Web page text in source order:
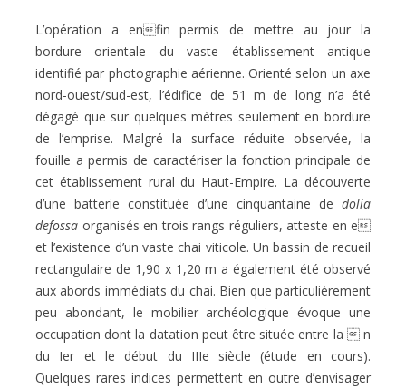
L’opération a enfin permis de mettre au jour la
bordure orientale du vaste établissement antique
identifié par photographie aérienne. Orienté selon un axe
nord-ouest/sud-est, l’édifice de 51 m de long n’a été
dégagé que sur quelques mètres seulement en bordure
de l’emprise. Malgré la surface réduite observée, la
fouille a permis de caractériser la fonction principale de
cet établissement rural du Haut-Empire. La découverte
d’une batterie constituée d’une cinquantaine de dolia
defossa organisés en trois rangs réguliers, atteste en e
et l’existence d’un vaste chai viticole. Un bassin de recueil
rectangulaire de 1,90 x 1,20 m a également été observé
aux abords immédiats du chai. Bien que particulièrement
peu abondant, le mobilier archéologique évoque une
occupation dont la datation peut être située entre la  n
du Ier et le début du IIIe siècle (étude en cours).
Quelques rares indices permettent en outre d’envisager